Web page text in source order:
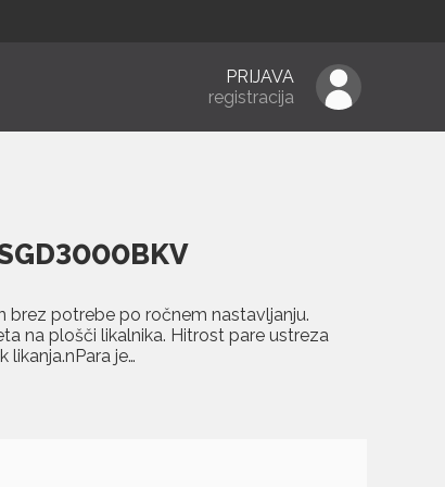
PRIJAVA
registracija
brez potrebe po ročnem nastavljanju.
na plošči likalnika. Hitrost pare ustreza
je…